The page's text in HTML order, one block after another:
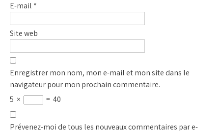
E-mail *
Site web
Enregistrer mon nom, mon e-mail et mon site dans le
navigateur pour mon prochain commentaire.
5 × = 40
Prévenez-moi de tous les nouveaux commentaires par e-